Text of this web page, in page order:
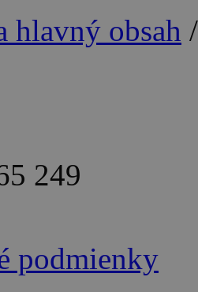
hlavný obsah
249
podmienky